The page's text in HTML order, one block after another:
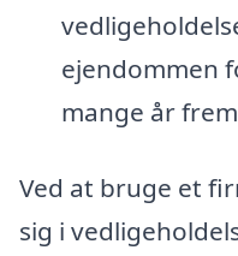
ejendommen
mange år
Ved at bruge et
sig i